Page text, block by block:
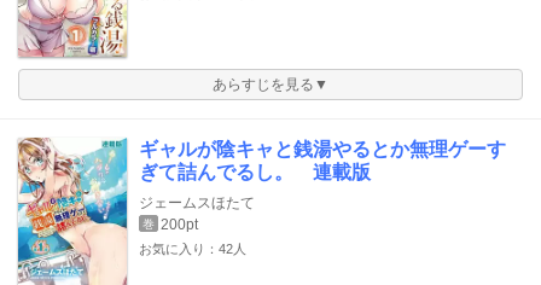
あらすじを見る▼
ギャルが陰キャと銭湯やるとか無理ゲーす
ぎて詰んでるし。 連載版
ジェームスほたて
巻 200pt
お気に入り：42人